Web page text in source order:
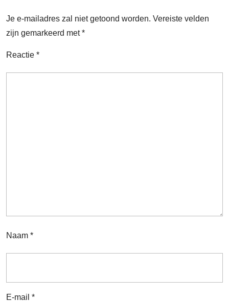
Je e-mailadres zal niet getoond worden. Vereiste velden
zijn gemarkeerd met*
Reactie *
Naam *
E-mail *